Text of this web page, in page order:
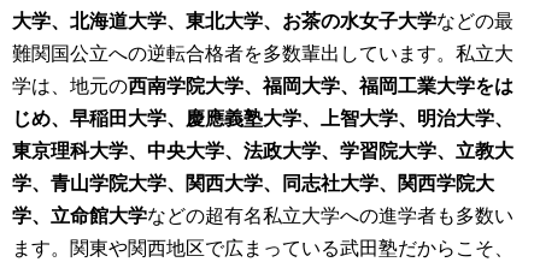
大学、 北海道大学、 東北大学、お茶の水女子大学などの最
難関国公立への逆転合格者を多数輩出しています。私立大
学は、地元の西南学院大学、福岡大学、福岡工業大学をは
じめ、 早稲田大学、慶應義塾大学、 上智大学、 明治大学、
東京理科大学、中央大学、 法政大学、学習院大学、 立教大
学、青山学院大学、
関西大学、同志社大学、
関西学院大
学、立命館大学などの超有名私立大学への進学者も多数い
ます。関東や関西地区で広まっている武田塾だからこそ、